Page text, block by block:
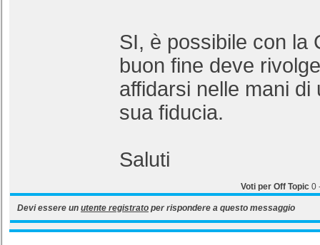
SI, è possibile con la
buon fine deve
affidarsi nelle mani di
sua fiducia.
Saluti
Voti per Off Topic 0
Devi essere un utente registrato per rispondere a questo messaggio